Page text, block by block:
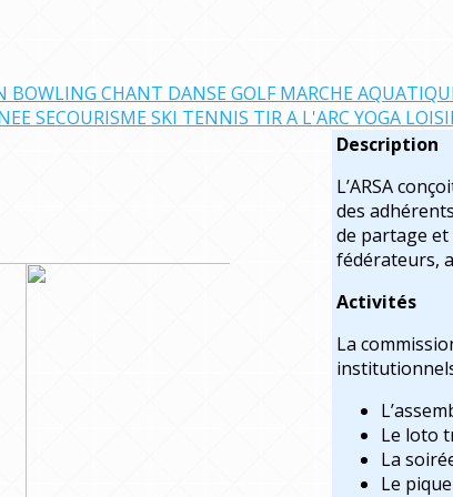
BOWLING CHANT DANSEGOLFMARCHE
SECOURISMESKI TENNIS TIR A L'ARC YOGA
Description
L’ARSA
des
de partage et
fédérateurs,
Activités
La
Le loto
La
Le